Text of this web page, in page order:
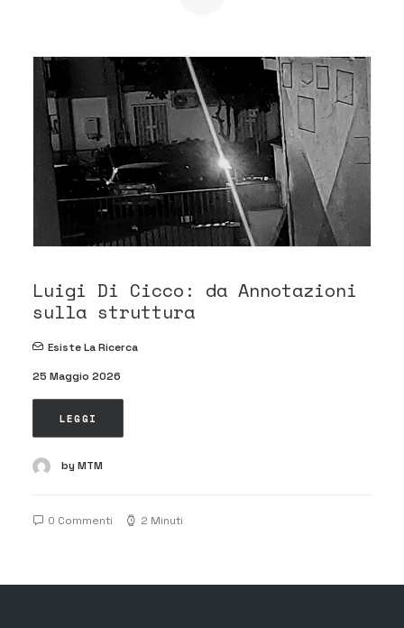
Luigi Di Cicco: da Annotazioni
sulla struttura
Esiste La Ricerca
25 Maggio 2026
LEGGI
by MTM
0 Commenti 2 Minuti